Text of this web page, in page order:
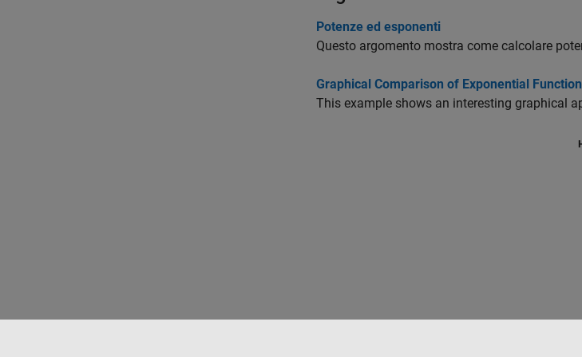
Potenze ed esponenti
Questo argomento mostra come calcolare
Graphical Comparison of Exponential
This example shows an interesting graphical